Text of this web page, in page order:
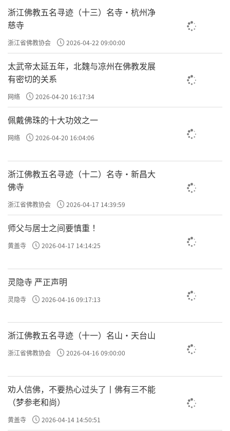
浙江佛教五名寻迹（十三）名寺·杭州净
慈寺
浙江省佛教协会 2026-04-22 09:00:00
太武帝太延五年，北魏与凉州在佛教发展
有密切的关系
网络 2026-04-20 16:17:34
佩戴佛珠的十大功效之一
网络 2026-04-20 16:04:06
浙江佛教五名寻迹（十二）名寺·新昌大
佛寺
浙江省佛教协会 2026-04-17 14:39:59
师父与居士之间要慎重 ！
黄盖寺 2026-04-17 14:14:25
灵隐寺 严正声明
灵隐寺 2026-04-16 09:17:13
浙江佛教五名寻迹（十一）名山·天台山
浙江省佛教协会 2026-04-16 09:00:00
劝人信佛，不要热心过头了丨佛有三不能
（梦参老和尚）
黄盖寺 2026-04-14 14:50:51